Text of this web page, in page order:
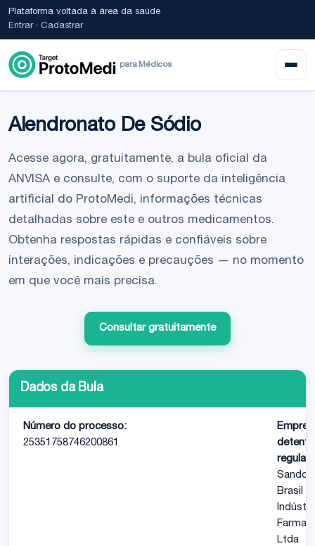
Plataforma voltada à área da saúde
Entrar· Cadastrar
para Médicos
Alendronato De Sódio
Acesse agora, gratuitamente, a bula oficial da
ANVISA e consulte, com o suporte da inteligência
artificial do ProtoMedi, informações técnicas
detalhadas sobre este e outros medicamentos.
Obtenha respostas rápidas e confiáveis sobre
interações, indicações e precauções — no momento
em que você mais precisa.
Consultar gratuitamente
Dados da Bula
Número do processo:
25351758746200861
Sandoz
Brasil
Ltda